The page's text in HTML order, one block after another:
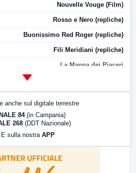
Nouvelle Vouge (Film)
Rosso e Nero (repliche)
Buonissimo Red Roger (repliche)
Fili Meridiani (repliche)
La Mappa dei Piaceri
e anche sul digitale terrestre
84 (in Campania)
268 (DDT Nazionale)
E sulla nostra APP